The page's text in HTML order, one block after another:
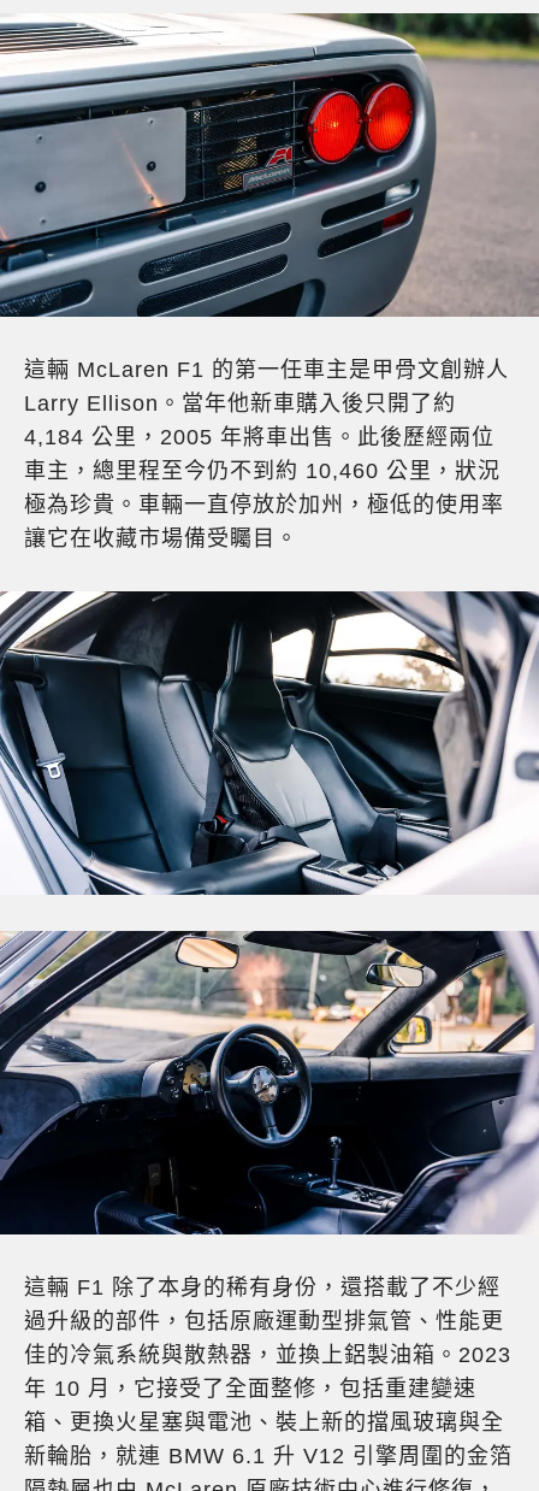
這輛 McLaren F1 的第一任車主是甲骨文創辦人
Larry Ellison。當年他新車購入後只開了約
4,184 公里，2005 年將車出售。此後歷經兩位
車主，總里程至今仍不到約 10,460 公里，狀況
極為珍貴。車輛一直停放於加州，極低的使用率
讓它在收藏市場備受矚目。
這輛 F1 除了本身的稀有身份，還搭載了不少經
過升級的部件，包括原廠運動型排氣管、性能更
佳的冷氣系統與散熱器，並換上鋁製油箱。2023
年 10 月，它接受了全面整修，包括重建變速
箱、更換火星塞與電池、裝上新的擋風玻璃與全
新輪胎，就連 BMW 6.1 升 V12 引擎周圍的金箔